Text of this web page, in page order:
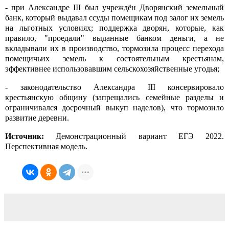
- при Александре III был учреждён Дворянский земельный
банк, который выдавал ссуды помещикам под залог их земель
на льготных условиях; поддержка дворян, которые, как
правило, "проедали" выданные банком деньги, а не
вкладывали их в производство, тормозила процесс перехода
помещичьих земель к состоятельным крестьянам,
эффективнее использовавшим сельскохозяйственные угодья;
- законодательство Александра III консервировало
крестьянскую общину (запрещались семейные разделы и
ограничивался досрочный выкуп наделов), что тормозило
развитие деревни.
Источник: Демонстрационный вариант ЕГЭ 2022.
Перспективная модель.